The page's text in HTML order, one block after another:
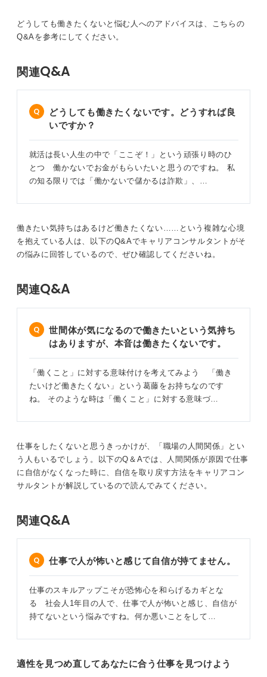
どうしても働きたくないと悩む人へのアドバイスは、こちらの
Q&Aを参考にしてください。
関連Q&A
どうしても働きたくないです。どうすれば良
いですか？
就活は長い人生の中で「ここぞ！」という頑張り時のひ
とつ 働かないでお金がもらいたいと思うのですね。 私
の知る限りでは「働かないで儲かるは詐欺」、…
働きたい気持ちはあるけど働きたくない……という複雑な心境
を抱えている人は、以下のQ&Aでキャリアコンサルタントがそ
の悩みに回答しているので、ぜひ確認してくださいね。
関連Q&A
世間体が気になるので働きたいという気持ち
はありますが、本音は働きたくないです。
「働くこと」に対する意味付けを考えてみよう 「働き
たいけど働きたくない」という葛藤をお持ちなのです
ね。 そのような時は「働くこと」に対する意味づ…
仕事をしたくないと思うきっかけが、「職場の人間関係」とい
う人もいるでしょう。以下のQ＆Aでは、人間関係が原因で仕事
に自信がなくなった時に、自信を取り戻す方法をキャリアコン
サルタントが解説しているので読んでみてください。
関連Q&A
仕事で人が怖いと感じて自信が持てません。
仕事のスキルアップこそが恐怖心を和らげるカギとな
る 社会人1年目の人で、仕事で人が怖いと感じ、自信が
持てないという悩みですね。何か悪いことをして…
適性を見つめ直してあなたに合う仕事を見つけよう